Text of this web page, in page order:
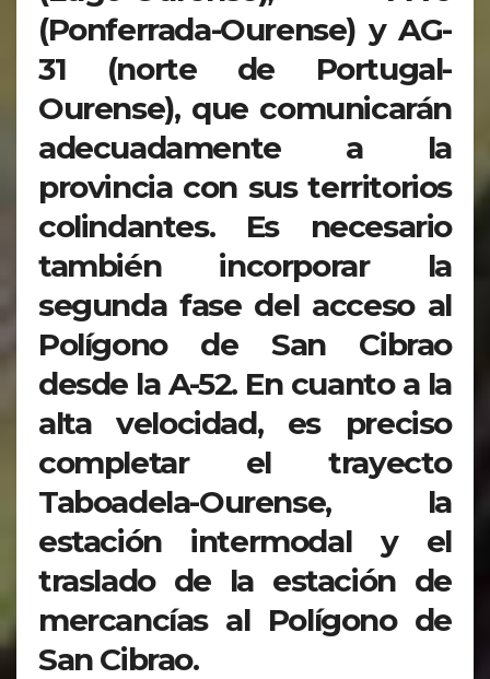
(Ponferrada-Ourense) y AG-
31 (norte de Portugal-
Ourense), que comunicarán
adecuadamente a la
provincia con sus territorios
colindantes. Es necesario
también incorporar la
segunda fase del acceso al
Polígono de San Cibrao
desde la A-52. En cuanto a la
alta velocidad, es preciso
completar el trayecto
Taboadela-Ourense, la
estación intermodal y el
traslado de la estación de
mercancías al Polígono de
San Cibrao.